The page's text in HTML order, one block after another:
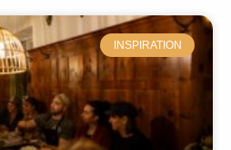
INSPIRATION